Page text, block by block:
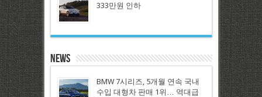
333만원 인하
News
BMW 7시리즈, 5개월 연속 국내
수입 대형차 판매 1위… 역대급